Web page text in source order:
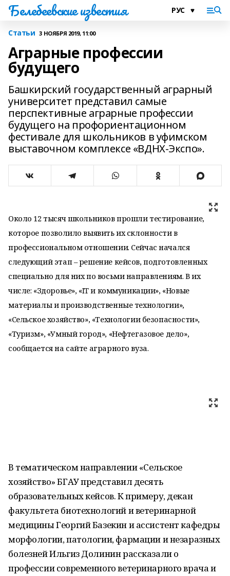
Белебеевские известия
Статьи 3 НОЯБРЯ 2019, 11:00
Аграрные профессии
будущего
Башкирский государственный аграрный
университет представил самые
перспективные аграрные профессии
будущего на профориентационном
фестивале для школьников в уфимском
выставочном комплексе «ВДНХ-Экспо».
Около 12 тысяч школьников прошли тестирование,
которое позволило выявить их склонности в
профессиональном отношении. Сейчас начался
следующий этап – решение кейсов, подготовленных
специально для них по восьми направлениям. В их
числе: «Здоровье», «IT и коммуникации», «Новые
материалы и производственные технологии»,
«Сельское хозяйство», «Технологии безопасности»,
«Туризм», «Умный город», «Нефтегазовое дело»,
сообщается на сайте аграрного вуза.
В тематическом направлении «Сельское
хозяйство» БГАУ представил десять
образовательных кейсов. К примеру, декан
факультета биотехнологий и ветеринарной
медицины Георгий Базекин и ассистент кафедры
морфологии, патологии, фармации и незаразных
болезней Ильгиз Долинин рассказали о
профессии современного ветеринарного врача и